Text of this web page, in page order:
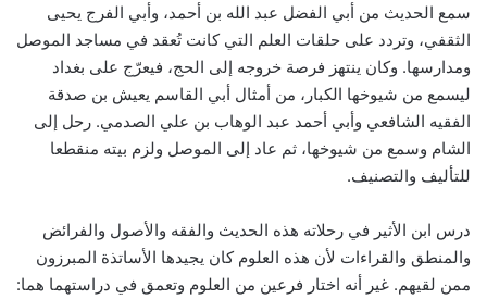
سمع الحديث من أبي الفضل عبد الله بن أحمد، وأبي الفرج يحيى
الثقفي، وتردد على حلقات العلم التي كانت تُعقد في مساجد الموصل
ومدارسها. وكان ينتهز فرصة خروجه إلى الحج، فيعرّج على بغداد
ليسمع من شيوخها الكبار، من أمثال أبي القاسم يعيش بن صدقة
الفقيه الشافعي وأبي أحمد عبد الوهاب بن علي الصدمي. رحل إلى
الشام وسمع من شيوخها، ثم عاد إلى الموصل ولزم بيته منقطعا
للتأليف والتصنيف.
درس ابن الأثير في رحلاته هذه الحديث والفقه والأصول والفرائض
والمنطق والقراءات لأن هذه العلوم كان يجيدها الأساتذة المبرزون
ممن لقيهم. غير أنه اختار فرعين من العلوم وتعمق في دراستهما هما: